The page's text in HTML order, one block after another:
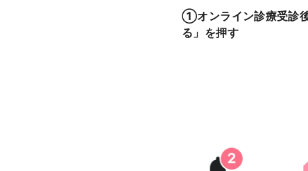
①オンライン診療受診
る」を押す